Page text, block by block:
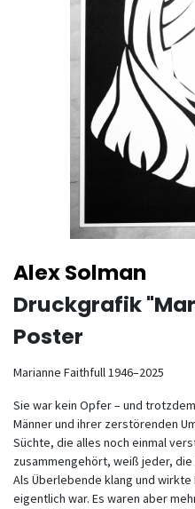
Alex Solman
Druckgrafik
Poster
Marianne Faithfull 1946–2025
Sie war kein Opfer – und
Männer und ihrer zerstörenden
Süchte, die alles noch einmal
zusammengehört, weiß jeder,
Als Überlebende klang und
eigentlich war. Es waren aber